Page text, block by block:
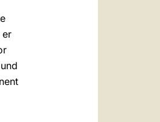
er